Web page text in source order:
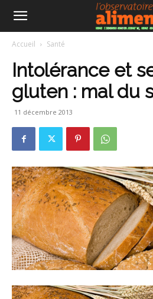
Accueil Santé
Intolérance et
gluten : mal du
11 décembre 2013